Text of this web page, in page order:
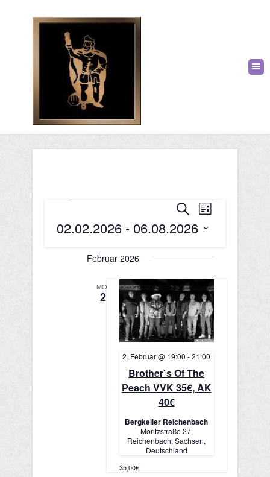
Veranstaltungen
V
e
r
a
n
s
t
a
l
t
u
SucheV
e
n
s
t
t
n
g
Liste
02.02.2026 - 06.08.2026
wählen.
Februar 2026
MO.
2
Brother`s Of The
Peach VVK 35€, AK
40€
2. Februar @ 19:00 -21:00
Bergkeller Reichenbach
Moritzstraße 27,
Reichenbach, Sachsen,
Deutschland
35,00€